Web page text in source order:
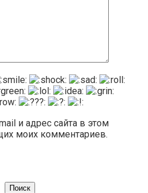
и адрес сайта в этом
моих комментариев.
Поиск